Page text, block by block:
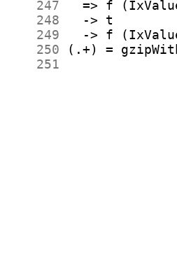
    247
    248
    249
    250
    251